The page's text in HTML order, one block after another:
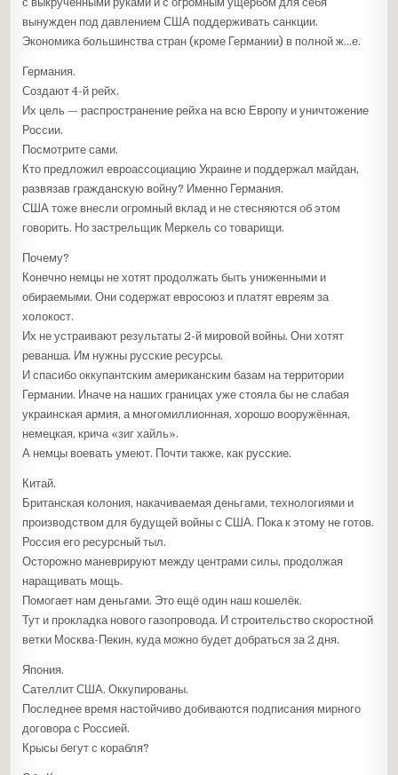
вынужден под давлением США поддерживать санкции.
Экономика большинства стран (кроме Германии) в полной ж…е.
Германия.
Создают 4-й рейх.
Их цель — распространение рейха на всю Европу и уничтожение
России.
Посмотрите сами.
Кто предложил евроассоциацию Украине и поддержал майдан,
развязав гражданскую войну? Именно Германия.
США тоже внесли огромный вклад и не стесняются об этом
говорить. Но застрельщик Меркель со товарищи.
Почему?
Конечно немцы не хотят продолжать быть униженными и
обираемыми. Они содержат евросоюз и платят евреям за
холокост.
Их не устраивают результаты 2-й мировой войны. Они хотят
реванша. Им нужны русские ресурсы.
И спасибо оккупантским американским базам на территории
Германии. Иначе на наших границах уже стояла бы не слабая
украинская армия, а многомиллионная, хорошо вооружённая,
немецкая, крича «зиг хайль».
А немцы воевать умеют. Почти также, как русские.
Китай.
Британская колония, накачиваемая деньгами, технологиями и
производством для будущей войны с США. Пока к этому не готов.
Россия его ресурсный тыл.
Осторожно маневрируют между центрами силы, продолжая
наращивать мощь.
Помогает нам деньгами. Это ещё один наш кошелёк.
Тут и прокладка нового газопровода. И строительство скоростной
ветки Москва-Пекин, куда можно будет добраться за 2 дня.
Япония.
Сателлит США. Оккупированы.
Последнее время настойчиво добиваются подписания мирного
договора с Россией.
Крысы бегут с корабля?